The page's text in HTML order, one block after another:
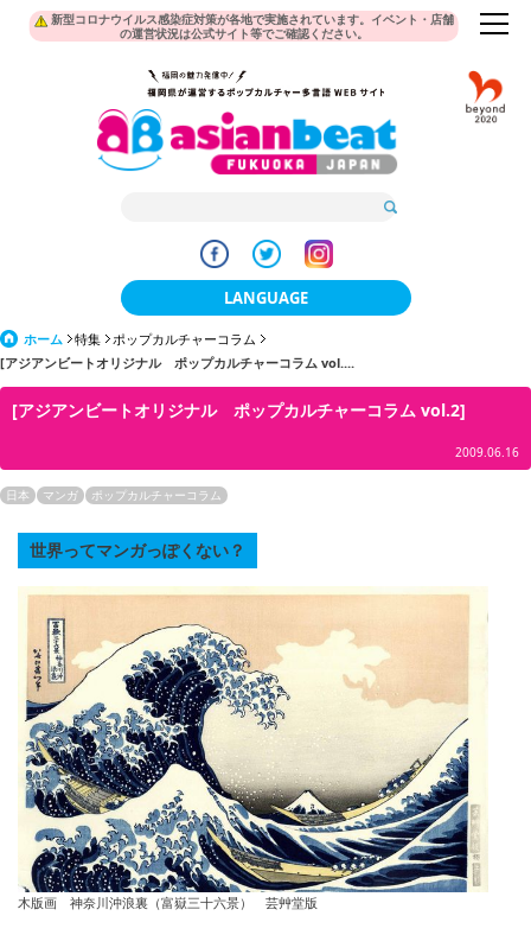
新型コロナウイルス感染症対策が各地で実施されています。イベント・店舗
の運営状況は公式サイト等でご確認ください。
LANGUAGE
日本語
한국어
English
ภาษาไทย
Bahasa Indonesia
ホーム 特集
ポップカルチャーコラム
[アジアンビートオリジナル ポップカルチャーコラム vol....
[アジアンビートオリジナル ポップカルチャーコラム vol.2]
2009.06.16
日本 マンガ ポップカルチャーコラム
世界ってマンガっぽくない？
木版画 神奈川沖浪裏（富嶽三十六景） 芸艸堂版